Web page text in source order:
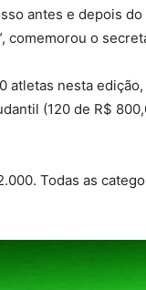
antes e depois
comemorou o
nesta
(120 de R$
Todas as